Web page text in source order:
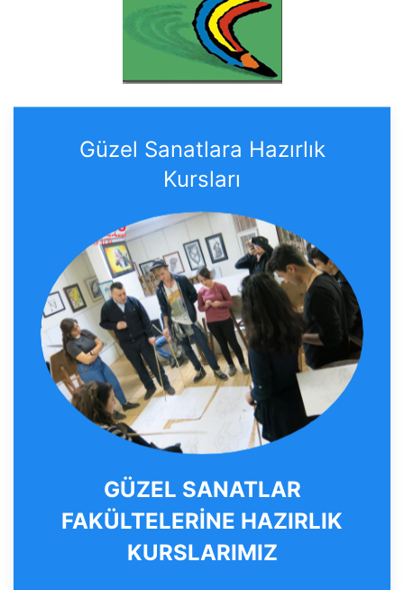
Güzel Sanatlara Hazırlık
Kursları
GÜZEL SANATLAR
FAKÜLTELERİNE HAZIRLIK
KURSLARIMIZ